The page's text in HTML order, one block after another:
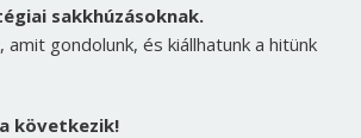
sakkhúzásoknak.
gondolunk, és kiállhatunk a hitünk
következik!